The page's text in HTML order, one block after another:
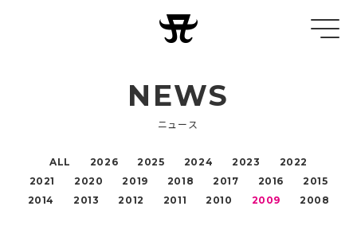
NEWS
ニュース
ALL 2026 2025 2024 2023
2022
2021
2020 2019 2018 2017 2016
2015
2014
2013 2012 2011 2010 2009 2008